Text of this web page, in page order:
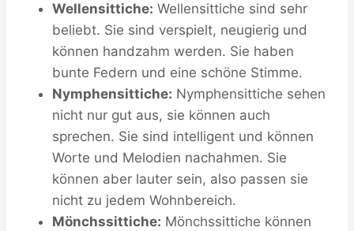
Wellensittiche: Wellensittiche sind sehr
beliebt. Sie sind verspielt, neugierig und
können handzahm werden. Sie haben
bunte Federn und eine schöne Stimme.
Nymphensittiche: Nymphensittiche sehen
nicht nur gut aus, sie können auch
sprechen. Sie sind intelligent und können
Worte und Melodien nachahmen. Sie
können aber lauter sein, also passen sie
nicht zu jedem Wohnbereich.
Mönchssittiche: Mönchssittiche können